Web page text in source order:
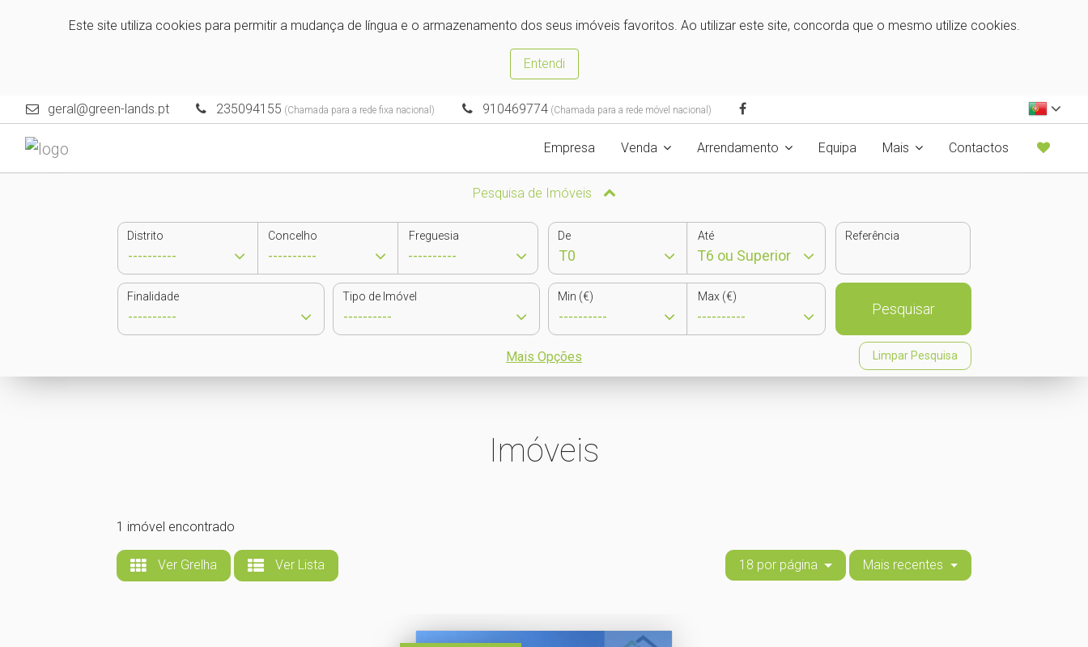
Este site utiliza cookies para permitir a mudança de língua e o armazenamento dos seus imóveis favoritos. Ao utilizar este site, concorda que o mesmo utilize cookies.
Entendi
geral@green-lands.pt 235094155 (Chamada para a rede fixa nacional) 910469774(Chamada para a rede móvel nacional)
Empresa Venda Arrendamento Equipa Mais Contactos
Pesquisa de Imóveis
Distrito Concelho Freguesia De Até Referência
Finalidade Tipo de Imóvel Min (€) Max (€)
Pesquisar
Mais Opções Limpar Pesquisa
Imóveis
1 imóvel encontrado
Ver Grelha Ver Lista 18 por página Mais recentes